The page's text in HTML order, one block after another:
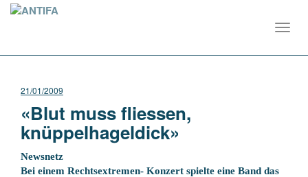
21/01/2009
«Blut muss fliessen,
knüppelhageldick»
Newsnetz
Bei einem Rechtsextremen- Konzert spielte eine Band das